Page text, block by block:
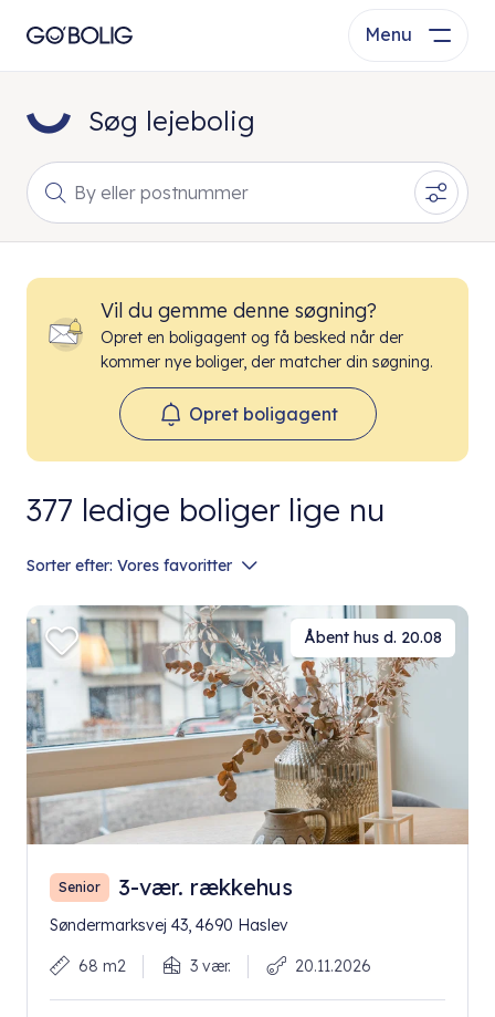
Menu
Søg lejebolig
By eller postnummer
Vil du gemme denne søgning?
Opret en boligagent og få besked når der
kommer nye boliger, der matcher din søgning.
Opret boligagent
377 ledige boliger lige nu
Sorter efter: Vores favoritter
Åbent hus d. 20.08
Senior 3-vær. rækkehus
Søndermarksvej 43, 4690 Haslev
68 m2 3 vær. 20.11.2026